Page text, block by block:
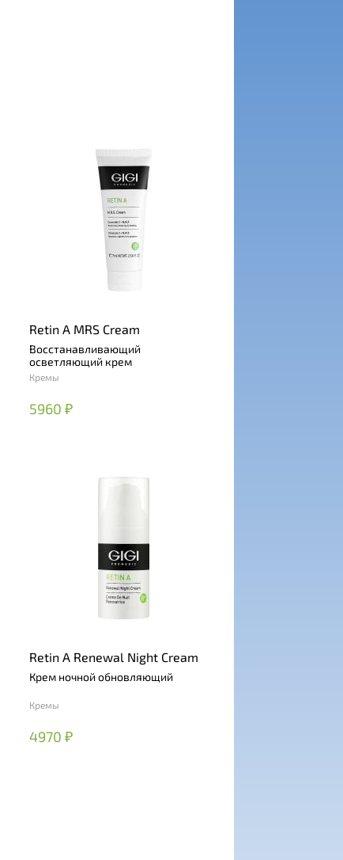
Retin A MRS Cream
Восстанавливающий
осветляющий крем
Кремы
5960 ₽
Retin A Renewal Night Cream
Крем ночной обновляющий
Кремы
4970 ₽